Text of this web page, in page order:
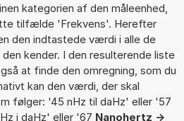
kategorien af den måleenhed,
tilfælde 'Frekvens'. Herefter
den indtastede værdi i alle de
kender. I den resulterende liste
at finde den omregning, som du
kan den værdi, der skal
følger: '45 nHz til daHz' eller '57
i daHz' eller '67 Nanohertz ->